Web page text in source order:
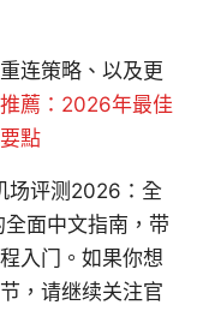
连策略、以及更
薦：2026年最佳
點
场评测2026：全
面中文指南，带
入门。如果你想
，请继续关注官